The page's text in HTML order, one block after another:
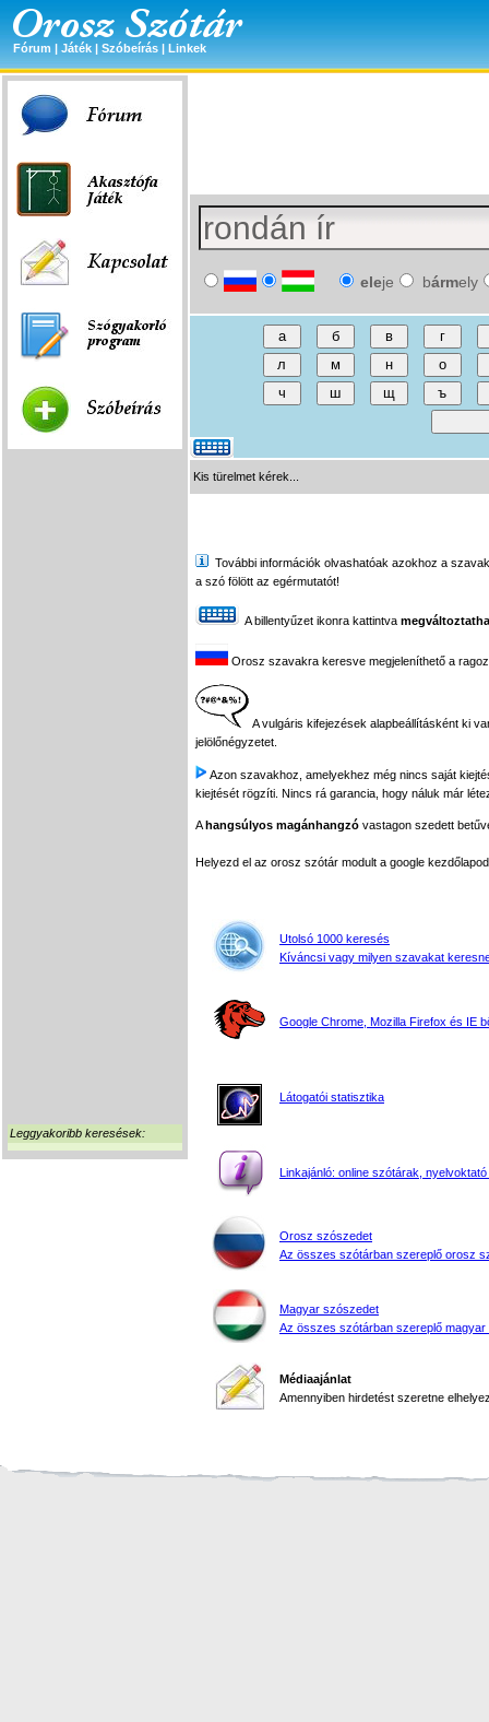
Fórum | Játék | Szóbeírás | Linkek
Leggyakoribb keresések:
eleje bármely
Kis türelmet kérek...
További információk olvashatóak azokhoz a
a szó fölött az egérmutatót!
A billentyűzet ikonra kattintva
Orosz szavakra keresve megjeleníthető a
A vulgáris kifejezések alapbeállításként ki
jelölőnégyzetet.
Azon szavakhoz, amelyekhez még nincs saját
kiejtését rögzíti. Nincs rá garancia, hogy náluk már
Ahangsúlyos magánhangzó vastagon szedett
Helyezd el az orosz szótár modult a google
Utolsó 1000 keresés
Kíváncsi vagy milyen szavakat
Google Chrome, Mozilla Firefox és IE
Látogatói statisztika
Linkajánló: online szótárak, nyelvoktató
Orosz szószedet
Az összes szótárban szereplő orosz
Magyar szószedet
Az összes szótárban szereplő magyar
Médiaajánlat
Amennyiben hirdetést szeretne